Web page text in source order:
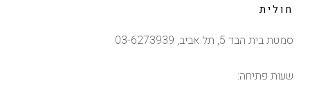
חולית
סמטת בית הבד 5, תל אביב, 03-6273939
שעות פתיחה: